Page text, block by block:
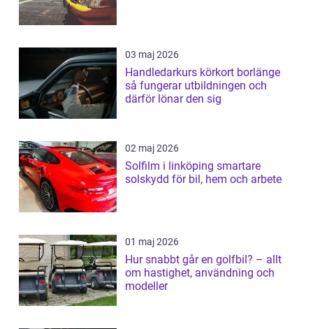
03 maj 2026
Handledarkurs körkort borlänge
så fungerar utbildningen och
därför lönar den sig
02 maj 2026
Solfilm i linköping smartare
solskydd för bil, hem och arbete
01 maj 2026
Hur snabbt går en golfbil? – allt
om hastighet, användning och
modeller